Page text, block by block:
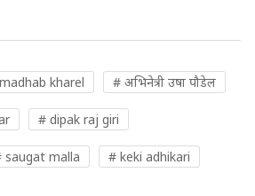
kharel # अभिनेत्री उषा पौडेल
# dipak raj giri
saugat malla # keki adhikari